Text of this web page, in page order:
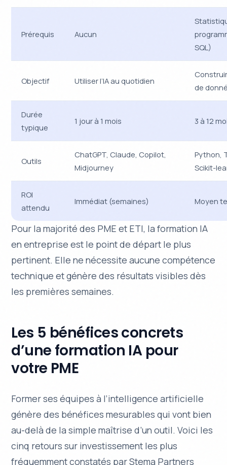
Prérequis Aucun
SQL)
Objectif Utiliser l’IA au quotidien
de
Durée
typique
1 jour à 1 mois 3 à 12
Outils
ChatGPT, Claude, Copilot,
Midjourney
Python,
Scikit-
ROI
attendu
Immédiat (semaines) Moyen
Pour la majorité des PME et ETI, la formation IA
en entreprise est le point de départ le plus
pertinent. Elle ne nécessite aucune compétence
technique et génère des résultats visibles dès
les premières semaines.
Les 5 bénéfices concrets
d’une formation IA pour
votre PME
Former ses équipes à l’intelligence artificielle
génère des bénéfices mesurables qui vont bien
au-delà de la simple maîtrise d’un outil. Voici les
cinq retours sur investissement les plus
fréquemment constatés par Stema Partners